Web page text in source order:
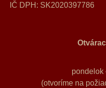
IČ DPH: SK2020397786
pondelok
(otvoríme na